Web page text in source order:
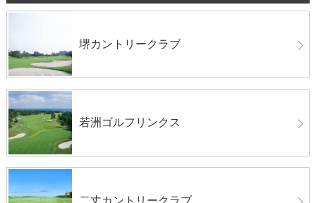
堺カントリークラブ
若洲ゴルフリンクス
二丈カントリークラブ